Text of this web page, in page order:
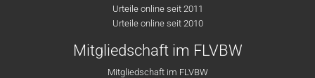
Urteile online seit 2011
Urteile online seit 2010
Mitgliedschaft im FLVBW
Mitgliedschaft im FLVBW